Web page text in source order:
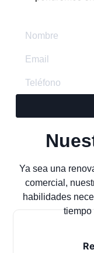
Ya sea una
comercial,
habilidades
tiempo